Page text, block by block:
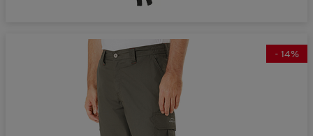
- 14%